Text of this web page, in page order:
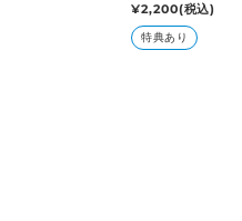
通
常
価
¥2,200(税込)
特典あり